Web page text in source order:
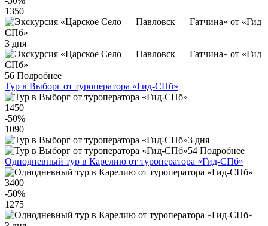
1350
3 дня
56 Подробнее
Тур в Выборг от туроператора «Гид-СПб»
1450
-50%
1090
3 дня
54 Подробнее
Однодневный тур в Карелию от туроператора «Гид-СПб»
3400
-50%
1275